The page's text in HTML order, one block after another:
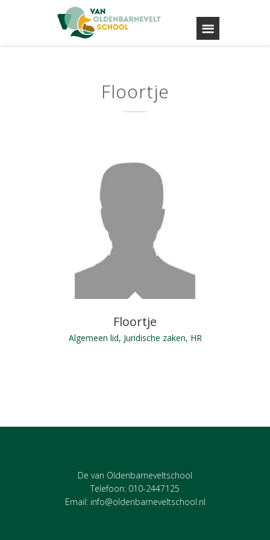
Floortje
Floortje
Algemeen lid, Juridische zaken, HR
De van Oldenbarneveltschool
Telefoon: 010-2447125
Email: info@oldenbarneveltschool.nl